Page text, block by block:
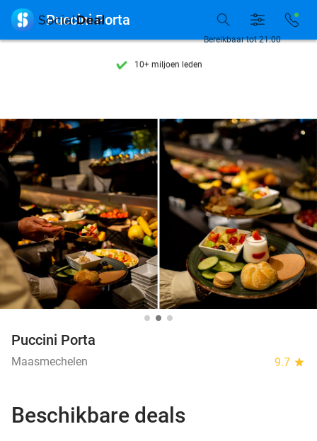
7 dagen per week beschikbaar
10+ miljoen leden
7 dagen per week beschikbaar
10+ miljoen leden
Bereikbaar tot 21:00
 Puccini Porta
Puccini Porta
Maasmechelen 9.7 star
Beschikbare deals